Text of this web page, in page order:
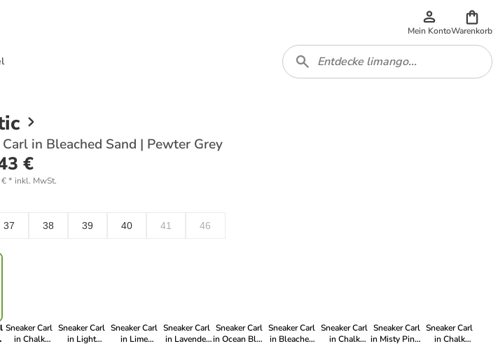
Mein KontoWarenkorb
Carl in Bleached Sand | Pewter Grey
€
* inkl. MwSt.
37 38 39 40 41 46
Sneaker Carl
in Chalk
Sneaker Carl
in Light
Sneaker Carl
in Lime
Sneaker Carl
in Lavender
Sneaker Carl
in Ocean Blue
Sneaker Carl
in Bleached
Sneaker Carl
in Chalk
Sneaker Carl
in Misty Pink |
Sneaker Carl
in Chalk